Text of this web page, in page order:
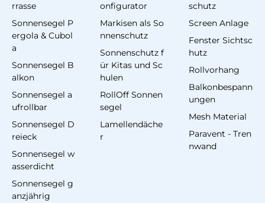
rrasse
Sonnensegel P
ergola & Cubol
a
Sonnensegel B
alkon
Sonnensegel a
ufrollbar
Sonnensegel D
reieck
Sonnensegel w
asserdicht
Sonnensegel g
anzjährig
onfigurator
Markisen als So
nnenschutz
Sonnenschutz f
ür Kitas und Sc
hulen
RollOff Sonnen
segel
Lamellendäche
r
schutz
Screen Anlage
Fenster Sichtsc
hutz
Rollvorhang
Balkonbespann
ungen
Mesh Material
Paravent - Tren
nwand